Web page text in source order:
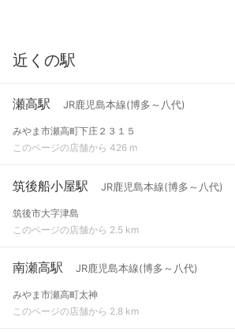
近くの駅
瀬高駅 JR鹿児島本線(博多～八代)
みやま市瀬高町下庄２３１５
このページの店舗から 426 m
筑後船小屋駅 JR鹿児島本線(博多～八代)
筑後市大字津島
このページの店舗から 2.5 km
南瀬高駅 JR鹿児島本線(博多～八代)
みやま市瀬高町太神
このページの店舗から 2.8 km